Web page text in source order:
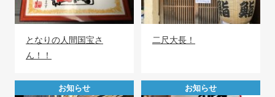
となりの人間国宝さ
ん！！
二尺大長！
お知らせ お知らせ